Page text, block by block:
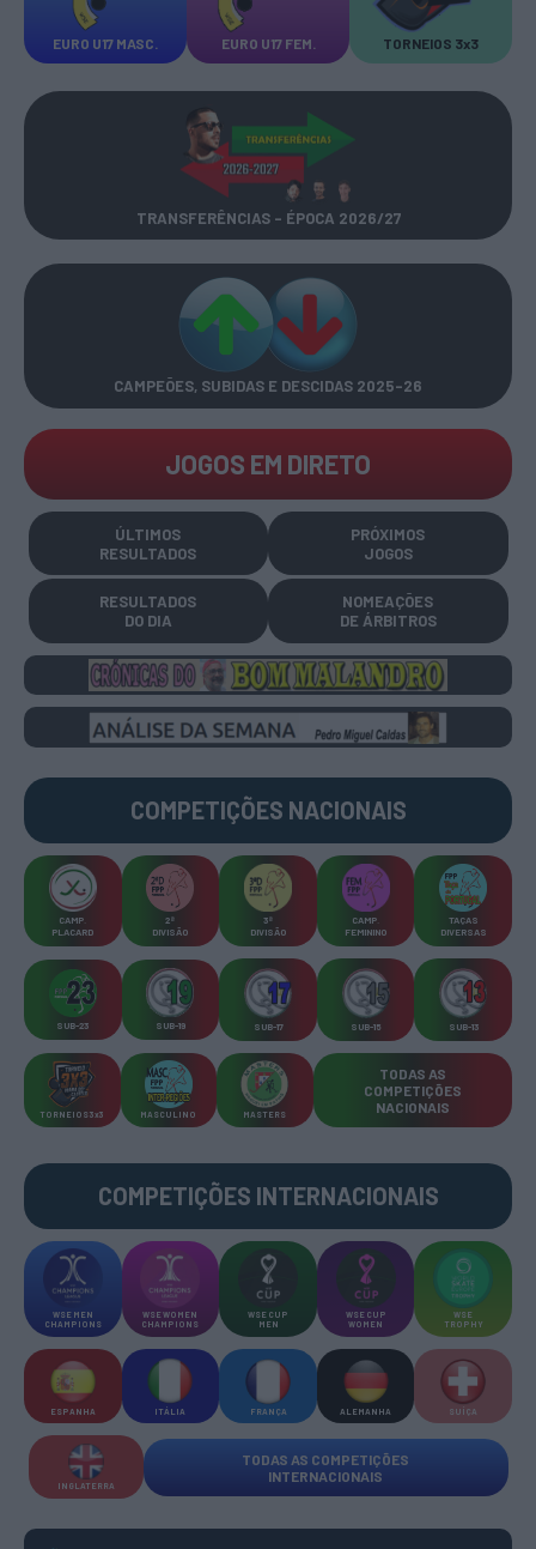
EURO U17 MASC. EURO U17 FEM. TORNEIOS 3x3
TRANSFERÊNCIAS - ÉPOCA 2026/27
CAMPEÕES, SUBIDAS E DESCIDAS 2025-26
JOGOS EM DIRETO
ÚLTIMOS
RESULTADOS
PRÓXIMOS
JOGOS
RESULTADOS
DO DIA
NOMEAÇÕES
DE ÁRBITROS
COMPETIÇÕES NACIONAIS
CAMP
PLACARD
2ª
DIVISÃO
3ª
DIVISÃO
CAMP
FEMININO
TAÇAS
DIVERSAS
SUB-23 SUB-19 SUB-17 SUB-15 SUB-13
TORNEIOS 3x3 MASCULINO MASTERS
TODAS AS
COMPETIÇÕES
NACIONAIS
COMPETIÇÕES INTERNACIONAIS
WSE MEN
CHAMPIONS
WSE WOMEN
CHAMPIONS
WSE CUP
MEN
WSE CUP
WOMEN
WSE
TROPHY
ESPANHA ITÁLIA FRANÇA ALEMANHA SUÍÇA
INGLATERRA
TODAS AS COMPETIÇÕES
INTERNACIONAIS